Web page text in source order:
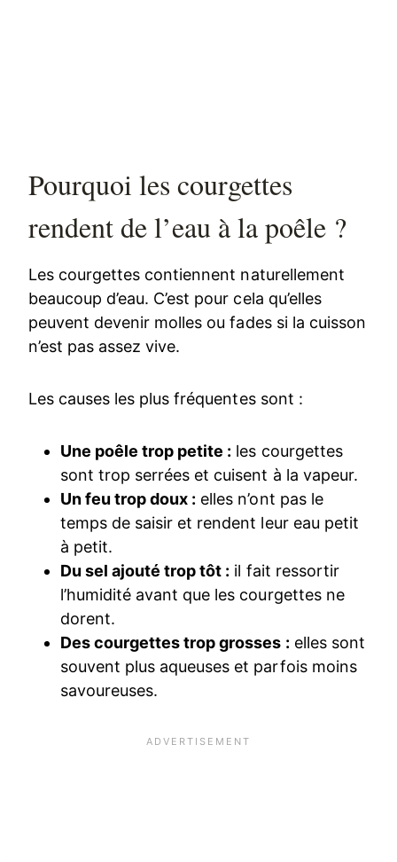
Pourquoi les courgettes
rendent de l’eau à la poêle ?
Les courgettes contiennent naturellement
beaucoup d’eau. C’est pour cela qu’elles
peuvent devenir molles ou fades si la cuisson
n’est pas assez vive.
Les causes les plus fréquentes sont :
Une poêle trop petite : les courgettes
sont trop serrées et cuisent à la vapeur.
Un feu trop doux : elles n’ont pas le
temps de saisir et rendent leur eau petit
à petit.
Du sel ajouté trop tôt : il fait ressortir
l’humidité avant que les courgettes ne
dorent.
Des courgettes trop grosses : elles sont
souvent plus aqueuses et parfois moins
savoureuses.